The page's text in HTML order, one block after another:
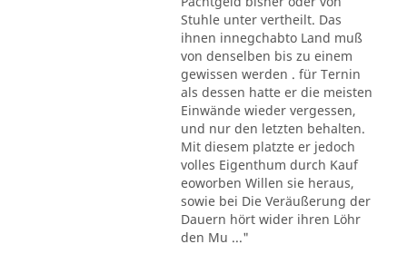
Stuhle unter vertheilt. Das
ihnen innegchabto Land muß
von denselben bis zu einem
gewissen werden . für Ternin
als dessen hatte er die meisten
Einwände wieder vergessen,
und nur den letzten behalten.
Mit diesem platzte er jedoch
volles Eigenthum durch Kauf
eoworben Willen sie heraus,
sowie bei Die Veräußerung der
Dauern hört wider ihren Löhr
den Mu ..."